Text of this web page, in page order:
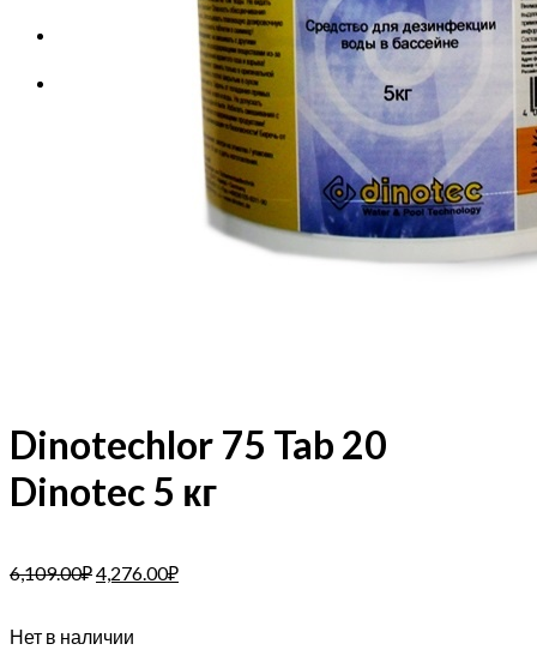
Dinotechlor 75 Tab 20
Dinotec 5 кг
6,109.00₽4,276.00₽
Нет в наличии